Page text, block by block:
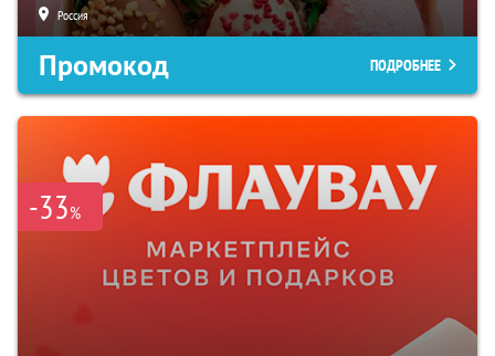
Россия
Промокод ПОДРОБНЕЕ
-33%